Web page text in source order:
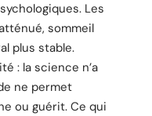
Les
sommeil
plus stable.
: la science n’a
ne permet
ou guérit. Ce qui